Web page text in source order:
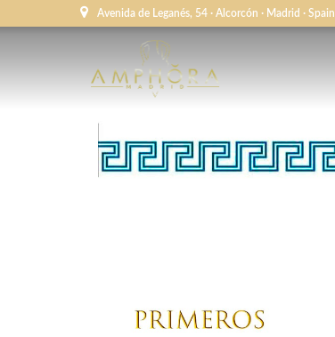
Avenida de Leganés, 54 · Alcorcón · Madrid · Spain